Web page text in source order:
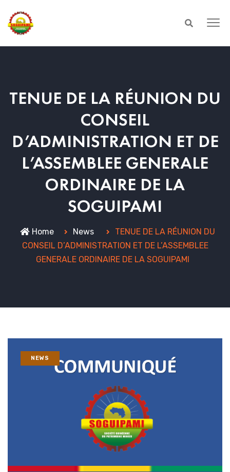
TENUE DE LA RÉUNION DU
CONSEIL
D’ADMINISTRATION ET DE
L’ASSEMBLEE GENERALE
ORDINAIRE DE LA
SOGUIPAMI
Home News
TENUE DE LA RÉUNION DU
CONSEIL D’ADMINISTRATION ET DE L’ASSEMBLEE
GENERALE ORDINAIRE DE LA SOGUIPAMI
NEWS